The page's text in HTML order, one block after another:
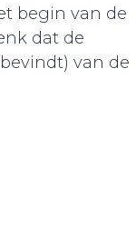
begin van de
dat de
van de